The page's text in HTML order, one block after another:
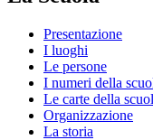
Presentazione
I luoghi
Le persone
I numeri della
Le carte della
Organizzazione
La storia